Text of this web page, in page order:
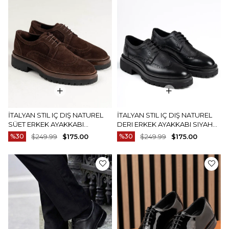
İTALYAN STIL IÇ DIŞ NATUREL
SÜET ERKEK AYAKKABI
KAHVERENGI T14610
%30 $175.00
$249.99
İTALYAN STIL IÇ DIŞ NATUREL
DERI ERKEK AYAKKABI SIYAH
T14611
%30 $175.00
$249.99